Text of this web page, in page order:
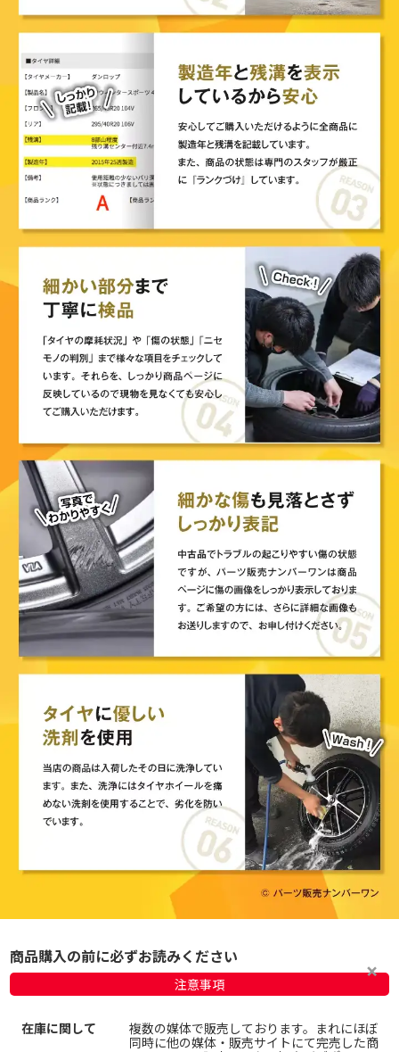
商品購入の前に必ずお読みください
注意事項
在庫に関して
複数の媒体で販売しております。まれにほぼ
同時に他の媒体・販売サイトにて完売した商